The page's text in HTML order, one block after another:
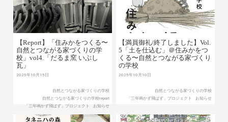
【Report】「住みかをつくる〜
自然とつながる家づくりの学
校」vol4.「だるま窯 いぶし
瓦」
2025年10月15日
自然とつながる家づくりの学校
自然とつながる家づくりの学校report
「三年鳴かず飛ばず」プロジェクト
お知らせ
【満員御礼/終了しました】Vol.
5「土を仕込む」＠住みかをつ
くる〜自然とつながる家づくり
の学校
2025年10月10日
自然とつながる家づくりの学校
「三年鳴かず飛ばず」プロジェクト
お知らせ